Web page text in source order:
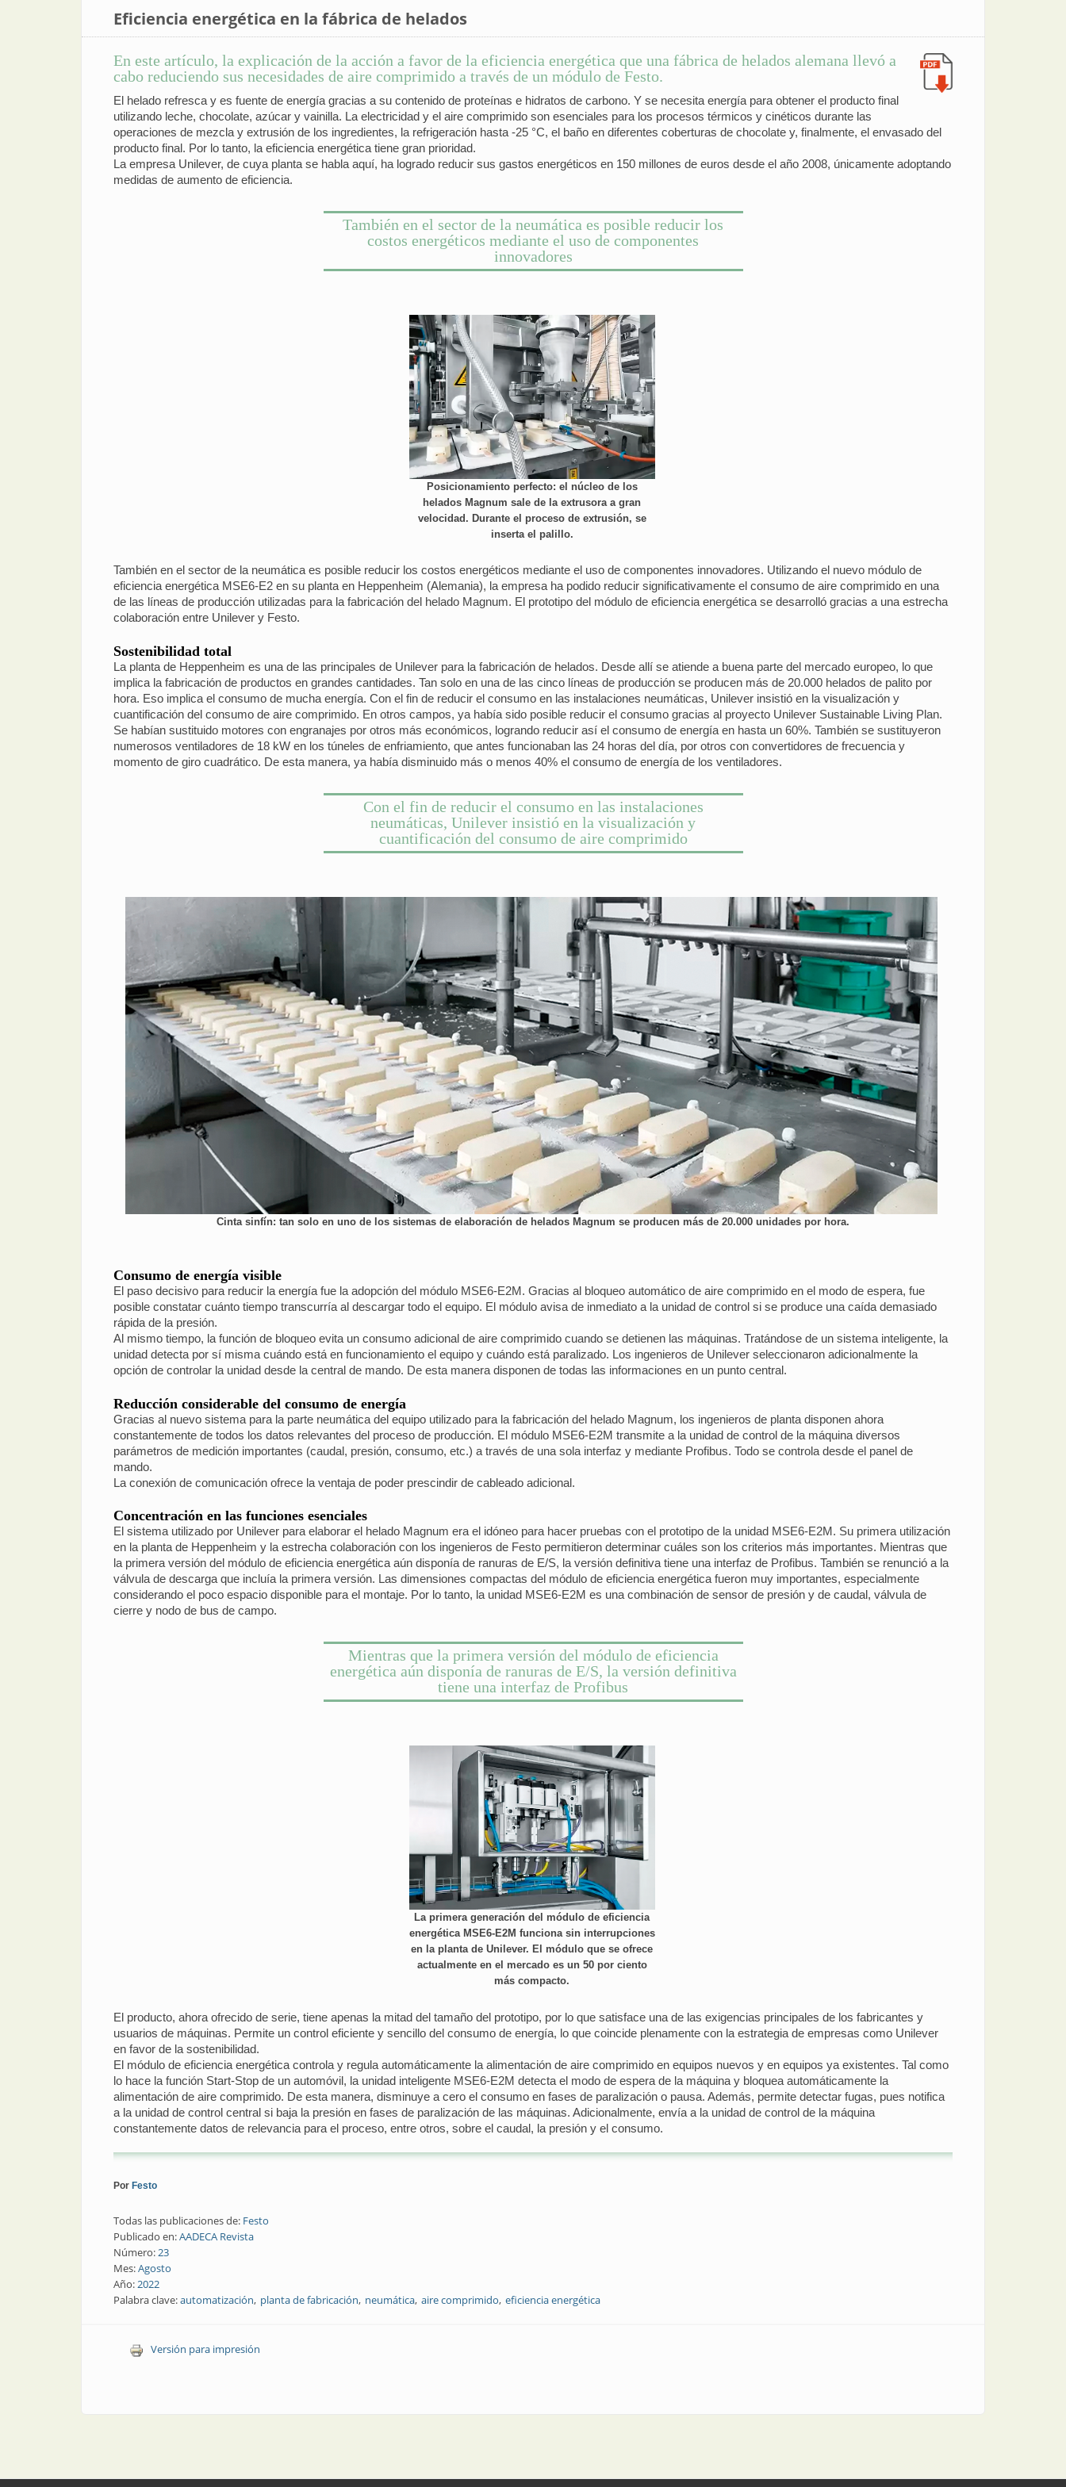
Eficiencia energética en la fábrica de helados
En este artículo, la explicación de la acción a favor de la eficiencia energética que una fábrica de helados alemana llevó a
cabo reduciendo sus necesidades de aire comprimido a través de un módulo de Festo.
El helado refresca y es fuente de energía gracias a su contenido de proteínas e hidratos de carbono. Y se necesita energía para obtener el producto final
utilizando leche, chocolate, azúcar y vainilla. La electricidad y el aire comprimido son esenciales para los procesos térmicos y cinéticos durante las
operaciones de mezcla y extrusión de los ingredientes, la refrigeración hasta -25 °C, el baño en diferentes coberturas de chocolate y, finalmente, el envasado del
producto final. Por lo tanto, la eficiencia energética tiene gran prioridad.
La empresa Unilever, de cuya planta se habla aquí, ha logrado reducir sus gastos energéticos en 150 millones de euros desde el año 2008, únicamente adoptando
medidas de aumento de eficiencia.
También en el sector de la neumática es posible reducir los
costos energéticos mediante el uso de componentes
innovadores
Posicionamiento perfecto: el núcleo de los
helados Magnum sale de la extrusora a gran
velocidad. Durante el proceso de extrusión, se
inserta el palillo.
También en el sector de la neumática es posible reducir los costos energéticos mediante el uso de componentes innovadores. Utilizando el nuevo módulo de
eficiencia energética MSE6-E2 en su planta en Heppenheim (Alemania), la empresa ha podido reducir significativamente el consumo de aire comprimido en una
de las líneas de producción utilizadas para la fabricación del helado Magnum. El prototipo del módulo de eficiencia energética se desarrolló gracias a una estrecha
colaboración entre Unilever y Festo.
Sostenibilidad total
La planta de Heppenheim es una de las principales de Unilever para la fabricación de helados. Desde allí se atiende a buena parte del mercado europeo, lo que
implica la fabricación de productos en grandes cantidades. Tan solo en una de las cinco líneas de producción se producen más de 20.000 helados de palito por
hora. Eso implica el consumo de mucha energía. Con el fin de reducir el consumo en las instalaciones neumáticas, Unilever insistió en la visualización y
cuantificación del consumo de aire comprimido. En otros campos, ya había sido posible reducir el consumo gracias al proyecto Unilever Sustainable Living Plan.
Se habían sustituido motores con engranajes por otros más económicos, logrando reducir así el consumo de energía en hasta un 60%. También se sustituyeron
numerosos ventiladores de 18 kW en los túneles de enfriamiento, que antes funcionaban las 24 horas del día, por otros con convertidores de frecuencia y
momento de giro cuadrático. De esta manera, ya había disminuido más o menos 40% el consumo de energía de los ventiladores.
Con el fin de reducir el consumo en las instalaciones
neumáticas, Unilever insistió en la visualización y
cuantificación del consumo de aire comprimido
Cinta sinfín: tan solo en uno de los sistemas de elaboración de helados Magnum se producen más de 20.000 unidades por hora.
Consumo de energía visible
El paso decisivo para reducir la energía fue la adopción del módulo MSE6-E2M. Gracias al bloqueo automático de aire comprimido en el modo de espera, fue
posible constatar cuánto tiempo transcurría al descargar todo el equipo. El módulo avisa de inmediato a la unidad de control si se produce una caída demasiado
rápida de la presión.
Al mismo tiempo, la función de bloqueo evita un consumo adicional de aire comprimido cuando se detienen las máquinas. Tratándose de un sistema inteligente, la
unidad detecta por sí misma cuándo está en funcionamiento el equipo y cuándo está paralizado. Los ingenieros de Unilever seleccionaron adicionalmente la
opción de controlar la unidad desde la central de mando. De esta manera disponen de todas las informaciones en un punto central.
Reducción considerable del consumo de energía
Gracias al nuevo sistema para la parte neumática del equipo utilizado para la fabricación del helado Magnum, los ingenieros de planta disponen ahora
constantemente de todos los datos relevantes del proceso de producción. El módulo MSE6-E2M transmite a la unidad de control de la máquina diversos
parámetros de medición importantes (caudal, presión, consumo, etc.) a través de una sola interfaz y mediante Profibus. Todo se controla desde el panel de
mando.
La conexión de comunicación ofrece la ventaja de poder prescindir de cableado adicional.
Concentración en las funciones esenciales
El sistema utilizado por Unilever para elaborar el helado Magnum era el idóneo para hacer pruebas con el prototipo de la unidad MSE6-E2M. Su primera utilización
en la planta de Heppenheim y la estrecha colaboración con los ingenieros de Festo permitieron determinar cuáles son los criterios más importantes. Mientras que
la primera versión del módulo de eficiencia energética aún disponía de ranuras de E/S, la versión definitiva tiene una interfaz de Profibus. También se renunció a la
válvula de descarga que incluía la primera versión. Las dimensiones compactas del módulo de eficiencia energética fueron muy importantes, especialmente
considerando el poco espacio disponible para el montaje. Por lo tanto, la unidad MSE6-E2M es una combinación de sensor de presión y de caudal, válvula de
cierre y nodo de bus de campo.
Mientras que la primera versión del módulo de eficiencia
energética aún disponía de ranuras de E/S, la versión definitiva
tiene una interfaz de Profibus
La primera generación del módulo de eficiencia
energética MSE6-E2M funciona sin interrupciones
en la planta de Unilever. El módulo que se ofrece
actualmente en el mercado es un 50 por ciento
más compacto.
El producto, ahora ofrecido de serie, tiene apenas la mitad del tamaño del prototipo, por lo que satisface una de las exigencias principales de los fabricantes y
usuarios de máquinas. Permite un control eficiente y sencillo del consumo de energía, lo que coincide plenamente con la estrategia de empresas como Unilever
en favor de la sostenibilidad.
El módulo de eficiencia energética controla y regula automáticamente la alimentación de aire comprimido en equipos nuevos y en equipos ya existentes. Tal como
lo hace la función Start-Stop de un automóvil, la unidad inteligente MSE6-E2M detecta el modo de espera de la máquina y bloquea automáticamente la
alimentación de aire comprimido. De esta manera, disminuye a cero el consumo en fases de paralización o pausa. Además, permite detectar fugas, pues notifica
a la unidad de control central si baja la presión en fases de paralización de las máquinas. Adicionalmente, envía a la unidad de control de la máquina
constantemente datos de relevancia para el proceso, entre otros, sobre el caudal, la presión y el consumo.
Por Festo
Todas las publicaciones de: Festo
Publicado en:AADECA Revista
Número:23
Mes:Agosto
Año:2022
Palabra clave:automatización planta de fabricación neumática aire comprimido eficiencia energética
Versión para impresión